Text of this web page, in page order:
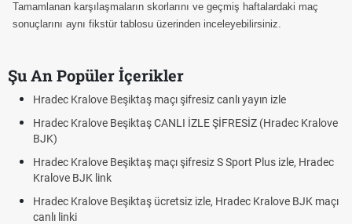
Tamamlanan karşılaşmaların skorlarını ve geçmiş haftalardaki maç
sonuçlarını aynı fikstür tablosu üzerinden inceleyebilirsiniz.
Şu An Popüler İçerikler
Hradec Kralove Beşiktaş maçı şifresiz canlı yayın izle
Hradec Kralove Beşiktaş CANLI İZLE ŞİFRESİZ (Hradec Kralove
BJK)
Hradec Kralove Beşiktaş maçı şifresiz S Sport Plus izle, Hradec
Kralove BJK link
Hradec Kralove Beşiktaş ücretsiz izle, Hradec Kralove BJK maçı
canlı linki